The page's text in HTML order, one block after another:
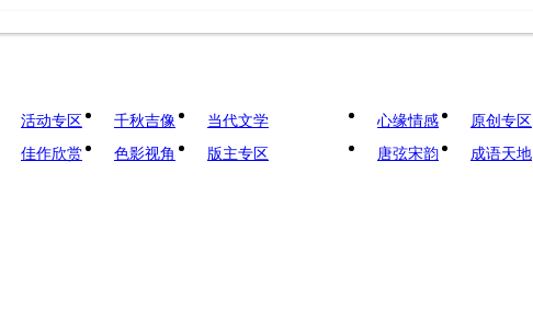
活动专区 千秋吉像
当代文学
佳作欣赏
色影视角 版主专区
心缘情感 原创专区
唐弦宋韵
成语天地